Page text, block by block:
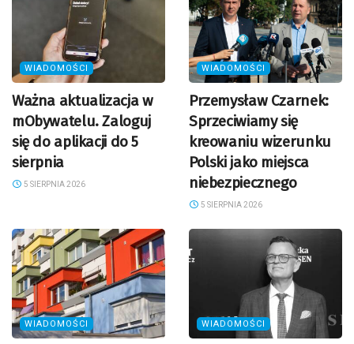
WIADOMOŚCI
Ważna aktualizacja w
mObywatelu. Zaloguj
się do aplikacji do 5
sierpnia
5 SIERPNIA 2026
WIADOMOŚCI
Przemysław Czarnek:
Sprzeciwiamy się
kreowaniu wizerunku
Polski jako miejsca
niebezpiecznego
5 SIERPNIA 2026
WIADOMOŚCI WIADOMOŚCI